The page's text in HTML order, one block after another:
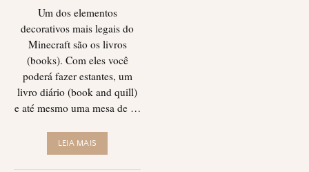
Um dos elementos
decorativos mais legais do
Minecraft são os livros
(books). Com eles você
poderá fazer estantes, um
livro diário (book and quill)
e até mesmo uma mesa de …
LEIA MAIS